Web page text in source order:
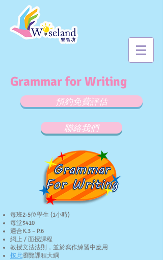
Grammar for Writing
預約免費評估
聯絡我們
每班2-5位學生 (1小時)
每堂$410
適合K.3 – P.6
網上 / 面授課程
教授文法法則，並於寫作練習中應用
​按此瀏覽課程大綱